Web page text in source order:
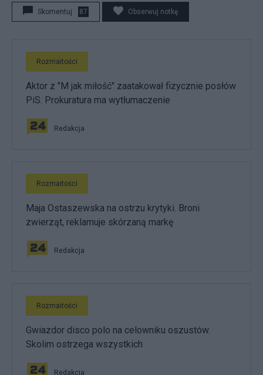
Skomentuj 87 Obserwuj notkę
Rozmaitości
Aktor z "M jak miłość" zaatakował fizycznie posłów
PiS. Prokuratura ma wytłumaczenie
Redakcja
Rozmaitości
Maja Ostaszewska na ostrzu krytyki. Broni
zwierząt, reklamuje skórzaną markę
Redakcja
Rozmaitości
Gwiazdor disco polo na celowniku oszustów.
Skolim ostrzega wszystkich
Redakcja